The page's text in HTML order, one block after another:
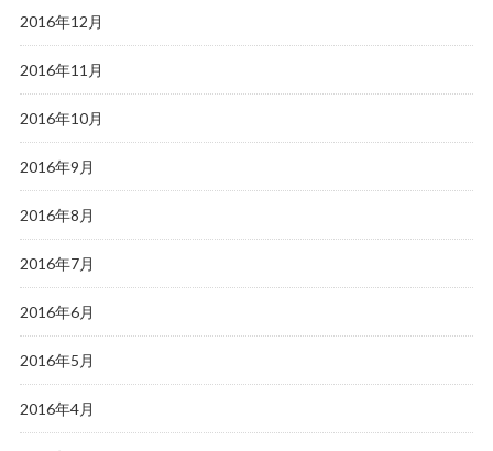
2016年12月
2016年11月
2016年10月
2016年9月
2016年8月
2016年7月
2016年6月
2016年5月
2016年4月